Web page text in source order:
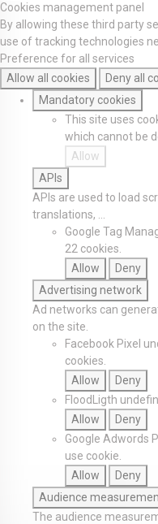
Cookies management panel
By allowing these third party
use of tracking technologies
Preference for all services
Allow all cookies
Deny all
Mandatory cookies
This site uses
which cannot be
Allow
APIs
APIs are used to load
translations, ...
Google Tag
22 cookies.
Allow
Deny
Advertising network
Ad networks can
on the site.
Facebook Pixel
cookies.
Allow
Deny
FloodLigth
Allow
Deny
Google Adwords
use cookie.
Allow
Deny
Audience
The audience